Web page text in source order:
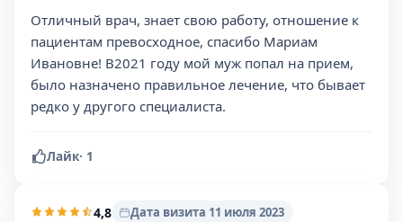
Отличный врач, знает свою работу, отношение к
пациентам превосходное, спасибо Мариам
Ивановне! В2021 году мой муж попал на прием,
было назначено правильное лечение, что бывает
редко у другого специалиста.
Лайк· 1
4,8
Дата визита 11 июля 2023